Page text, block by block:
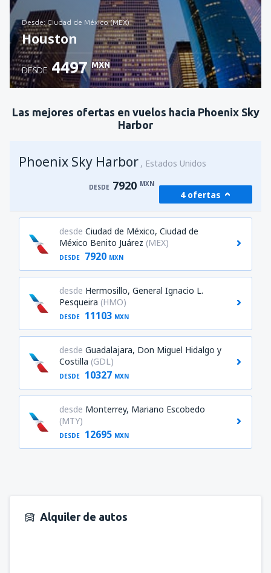
desde: Ciudad de México (MEX)
Houston
Revisa los detalles
DESDE 4497 MXN
Las mejores ofertas en vuelos hacia Phoenix Sky
Harbor
Phoenix Sky Harbor Estados Unidos
DESDE 7920 MXN
4 ofertas
desde Ciudad de México, Ciudad de
México Benito Juárez (MEX)
DESDE 7920 MXN
desde Hermosillo, General Ignacio L.
Pesqueira (HMO)
DESDE 11103 MXN
desde Guadalajara, Don Miguel Hidalgo y
Costilla (GDL)
DESDE 10327 MXN
desde Monterrey, Mariano Escobedo
(MTY)
DESDE 12695 MXN
Alquiler de autos